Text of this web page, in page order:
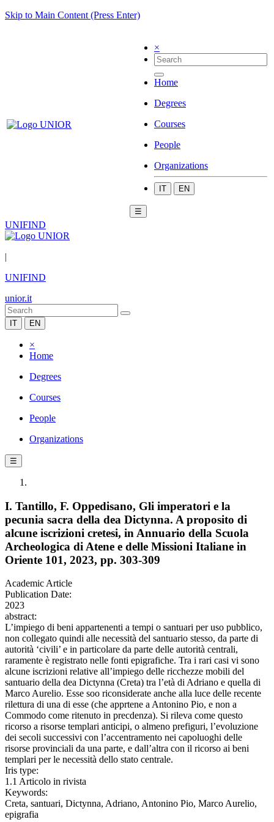
Skip to Main Content (Press Enter)
×
Home
Degrees
Courses
People
Organizations
IT EN
☰
UNIFIND
|
UNIFIND
unior.it
IT EN
×
Home
Degrees
Courses
People
Organizations
☰
I. Tantillo, F. Oppedisano, Gli imperatori e la
pecunia sacra della dea Dictynna. A proposito di
alcune iscrizioni cretesi, in Annuario della Scuola
Archeologica di Atene e delle Missioni Italiane in
Oriente 101, 2023, pp. 303-309
Academic Article
Publication Date:
2023
abstract:
L’impiego di beni appartenenti a tempi o santuari per uso pubblico,
non collegato quindi alle necessità del santuario stesso, da parte di
autorità ‘civili’ e in particolare da parte delle autorità centrali,
raramente è registrato nelle fonti epigrafiche. Tra i rari casi vi sono
alcune iscrizioni relative all’impiego delle ricchezze mobili del
santuario della dea Dictynna (Creta) tra l’età di Adriano e quella di
Marco Aurelio. Esse soo riconsiderate anche alla luce delle recente
rilettura di una di esse (che apprtene a Antonino Pio, e non a
Commodo come ritenuto in precdenza). Si rileva come questo
ricorso a risorse templari anticipi, o almeno prefiguri, l’evoluzione
dei secoli successivi con l’accentramento nei capoluoghi delle
risorse provinciali da una parte, e dall’altra con il ricorso ai beni
templari per le necessità dello stato centrale.
Iris type:
1.1 Articolo in rivista
Keywords:
Creta, santuari, Dictynna, Adriano, Antonino Pio, Marco Aurelio,
epigrafia